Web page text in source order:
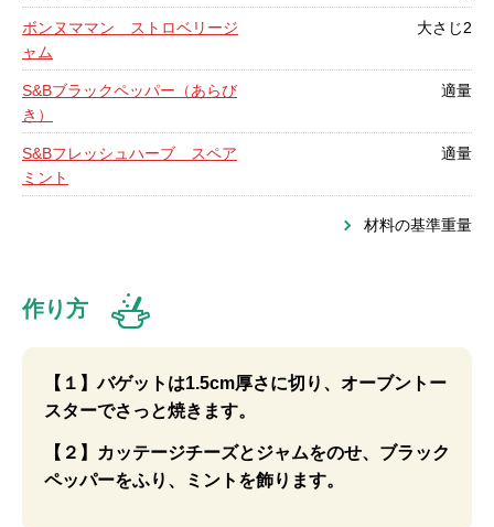
ボンヌママン ストロベリージ
ャム
大さじ2
S&Bブラックペッパー（あらび
き）
適量
S&Bフレッシュハーブ スペア
ミント
適量
材料の基準重量
作り方
【１】バゲットは1.5cm厚さに切り、オーブントー
スターでさっと焼きます。
【２】カッテージチーズとジャムをのせ、ブラック
ペッパーをふり、ミントを飾ります。